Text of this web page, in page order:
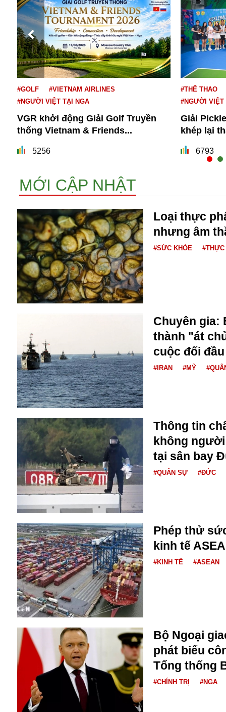
Bói toán
Bóng đá
Bí ẩn
Bitcoin
Bamboo Airways
Báo Nga có gì?
Biển Đông
Barrack Obama
Bắc Kinh
Buôn bán ở Nga
Bộ Quốc phòng
Bác Hồ
Bộ Y tế
Bản quyền
Bảo tàng
Blockchain
Bộ Ngoại giao
Bình Dương
Biển Đen
Bình Định
Bulgaria
Biến chủng
Baikal
Bakhmut
Bulagria
Crimea
Chính trị
Công nghệ
Chuyện hay
Chuyện lạ
Cuộc sống quanh ta
Casino
Chiến tranh thương mại
Chi hội phụ nữ TTTM Mátxcơva
Chính trị Nga
Chợ Vòm
Cảnh sát
Cấm bay
Cao tốc
Canada
#GOLF
#VIETNAM AIRLINES
#NGƯỜI VIỆT TẠI NGA
VGR khởi động Giải Golf Truyền
thống Vietnam & Friends...
5256
#THỂ THAO
#NGƯỜI VIỆT
Giải
khép lại
6793
MỚI CẬP NHẬT
Loại thực
nhưng âm
#SỨC KHỎE #THỰC
Chuyên gia:
thành "át
cuộc đối
#IRAN #MỸ
Thông tin
không
tại sân bay
#QUÂN SỰ #ĐỨC
Phép thử
kinh tế
#KINH TẾ #ASEAN
Bộ Ngoại
phát biểu
Tổng thống
#CHÍNH TRỊ #NGA